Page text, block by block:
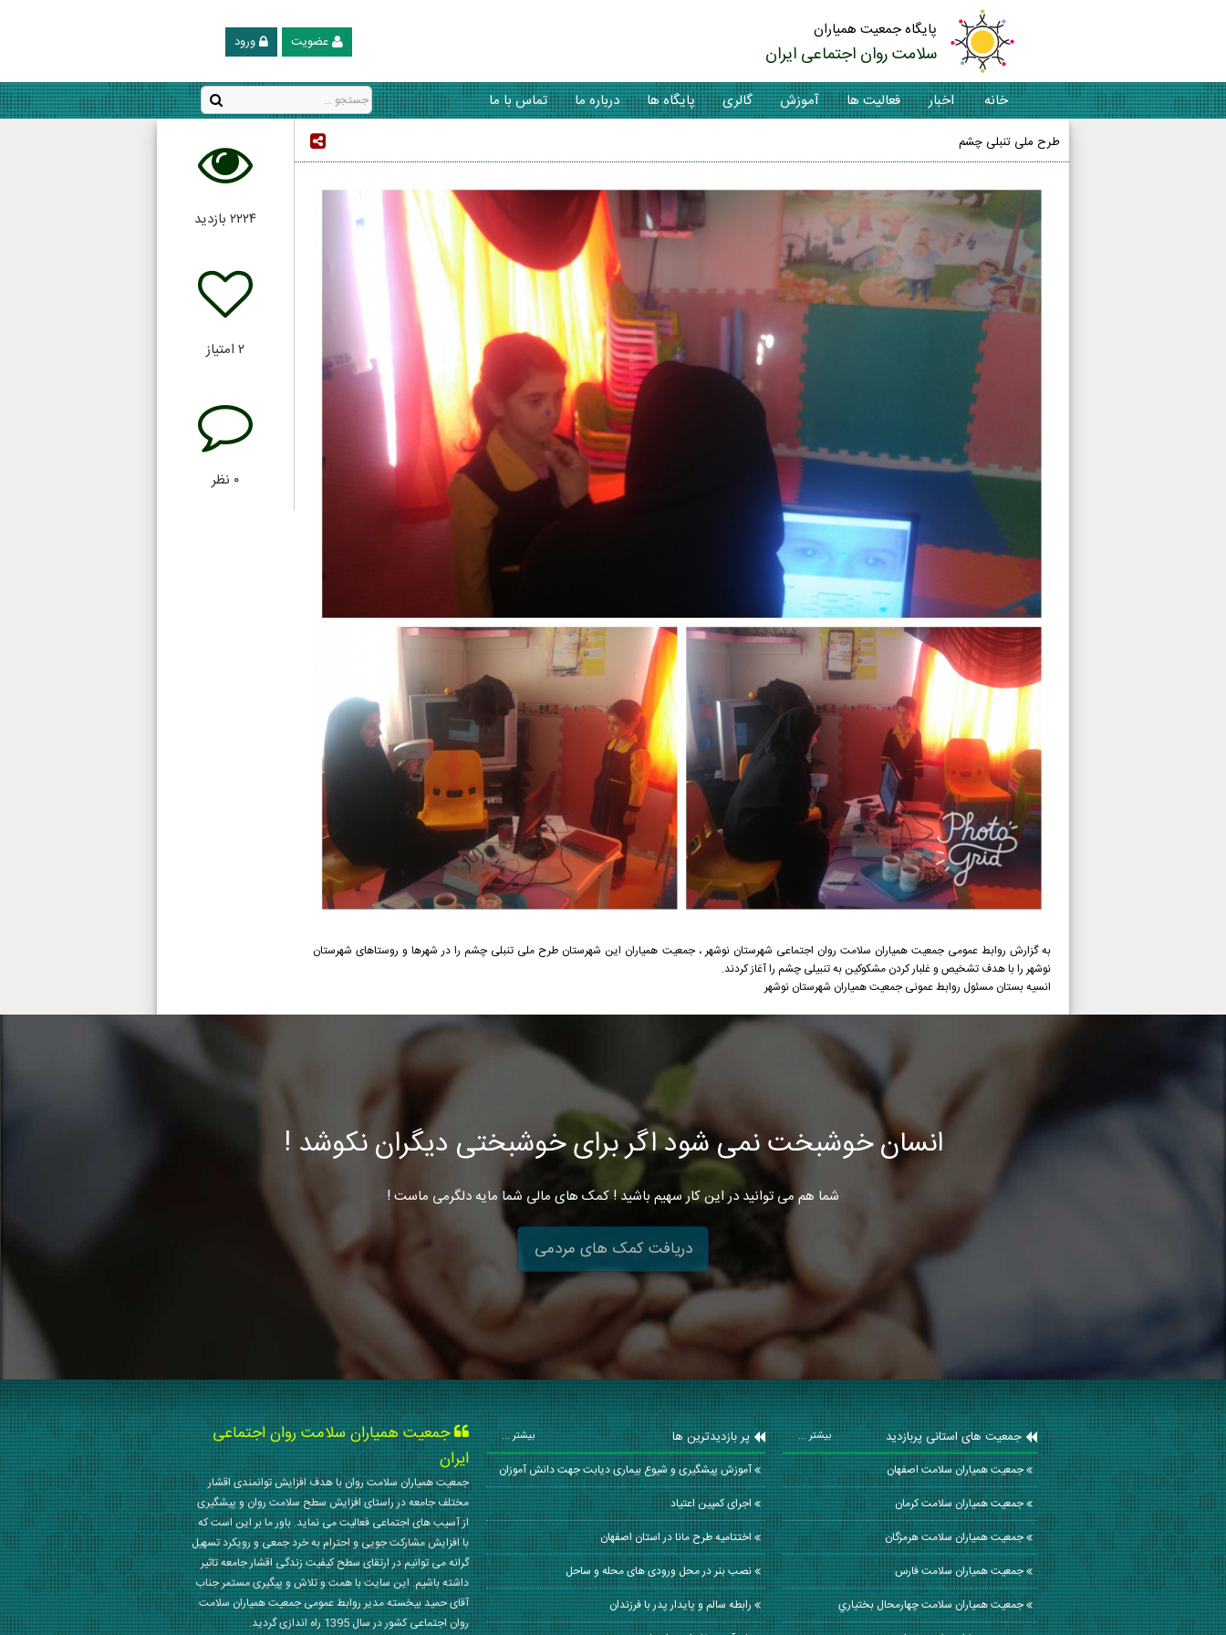
پایگاه جمعیت همیاران
سلامت روان اجتماعی ایران ورود عضویت
خانه اخبار فعالیت ها آموزش گالری پایگاه ها درباره ما تماس با ما
طرح ملی تنبلی چشم
به گزارش روابط عمومی جمعیت همیاران سلامت روان اجتماعی شهرستان نوشهر ، جمعیت همیاران این شهرستان طرح ملی تنبلی چشم را در شهرها و روستاهای شهرستان
نوشهر را با هدف تشخیص و غلبار کردن مشکوکین به تنبیلی چشم را آغاز کردند.
انسیه بستان مسئول روابط عمونی جمعیت همیاران شهرستان نوشهر
۲۲۲۴ بازدید
۲ امتیاز
۰ نظر
انسان خوشبخت نمی شود اگر برای خوشبختی دیگران نکوشد !
شما هم می توانید در این کار سهیم باشید ! کمک های مالی شما مایه دلگرمی ماست !
دریافت کمک های مردمی
جمعیت های استانی پربازدید بیشتر ...
جمعیت همیاران سلامت اصفهان
جمعیت همیاران سلامت كرمان
جمعیت همیاران سلامت هرمزگان
جمعیت همیاران سلامت فارس
جمعیت همیاران سلامت چهارمحال بختياري
پر بازدیدترین ها بیشتر ...
آموزش پیشگیری و شیوع بیماری دیابت جهت دانش آموزان
اجرای کمپین اعتیاد
اختتامیه طرح مانا در استان اصفهان
نصب بنر در محل ورودی های محله و ساحل
رابطه سالم و پایدار پدر با فرزندان
جمعیت همیاران سلامت روان اجتماعی
ایران
جمعیت همیاران سلامت روان با هدف افزایش توانمندی اقشار
مختلف جامعه در راستای افزایش سطح سلامت روان و پیشگیری
از آسیب های اجتماعی فعالیت می نماید. باور ما بر این است که
با افزایش مشارکت جویی و احترام به خرد جمعی و رویکرد تسهیل
گرانه می توانیم در ارتقای سطح کیفیت زندگی اقشار جامعه تاثیر
داشته باشیم. این سایت با همت و تلاش و پیگیری مستمر جناب
آقای حمید بیخسته مدیر روابط عمومی جمعیت همیاران سلامت
روان اجتماعی کشور در سال 1395 راه اندازی گردید.